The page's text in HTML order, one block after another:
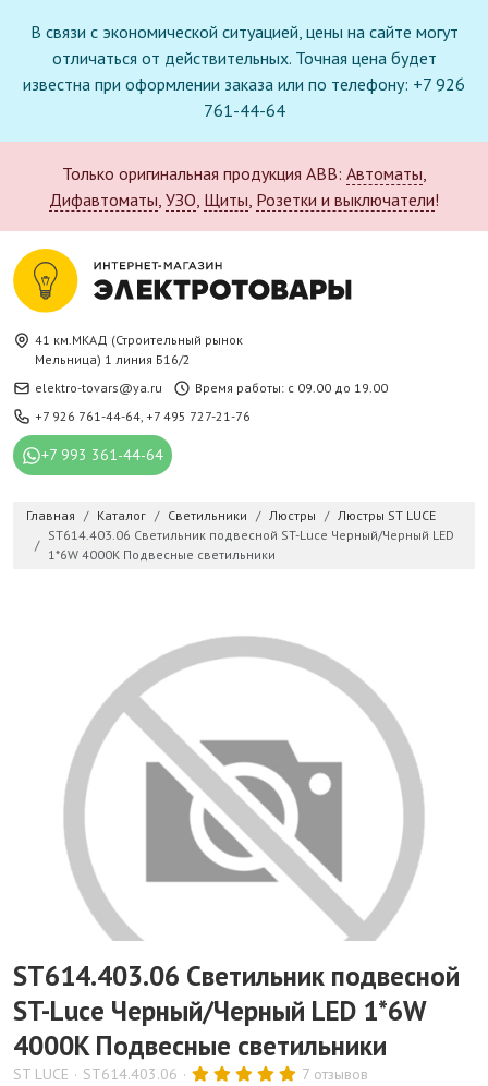
В связи с экономической ситуацией, цены на сайте могут
отличаться от действительных. Точная цена будет
известна при оформлении заказа или по телефону: +7 926
761-44-64
Только оригинальная продукция ABB: Автоматы,
Дифавтоматы, УЗО, Щиты, Розетки и выключатели!
41 км.МКАД (Строительный рынок
Мельница) 1 линия Б16/2
elektro-tovars@ya.ru
Время работы: с 09.00 до 19.00
+7 926 761-44-64, +7 495 727-21-76
+7 993 361-44-64
Главная Каталог Светильники Люстры
Люстры ST LUCE
ST614.403.06 Светильник подвесной ST-Luce Черный/Черный LED
1*6W 4000K Подвесные светильники
ST614.403.06 Светильник подвесной
ST-Luce Черный/Черный LED 1*6W
4000K Подвесные светильники
ST LUCE ST614.403.06 7 отзывов